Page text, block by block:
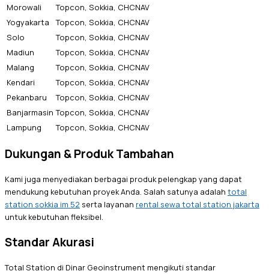
Morowali
Topcon, Sokkia, CHCNAV
Yogyakarta
Topcon, Sokkia, CHCNAV
Solo
Topcon, Sokkia, CHCNAV
Madiun
Topcon, Sokkia, CHCNAV
Malang
Topcon, Sokkia, CHCNAV
Kendari
Topcon, Sokkia, CHCNAV
Pekanbaru
Topcon, Sokkia, CHCNAV
Banjarmasin Topcon, Sokkia, CHCNAV
Lampung
Topcon, Sokkia, CHCNAV
Dukungan & Produk Tambahan
Kami juga menyediakan berbagai produk pelengkap yang dapat
mendukung kebutuhan proyek Anda. Salah satunya adalah total
station sokkia im 52 serta layanan rental sewa total station jakarta
untuk kebutuhan fleksibel.
Standar Akurasi
Total Station di Dinar Geoinstrument mengikuti standar